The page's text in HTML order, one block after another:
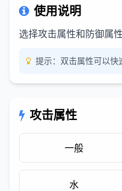
使用说明
选择攻击属性和防御属
提示：双击属性可以快
攻击属性
一般
水